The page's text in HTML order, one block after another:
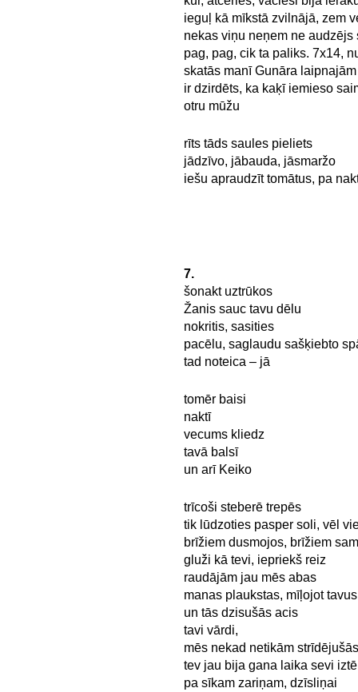
ieguļ kā mīkstā zvilnājā, zem
nekas viņu neņem ne
pag, pag, cik ta paliks. 7x14,
skatās manī Gunāra
ir dzirdēts, ka kaķī iemieso
otru mūžu
rīts tāds saules pieliets
jādzīvo, jābauda, jāsmaržo
iešu apraudzīt tomātus, pa
7.
šonakt uztrūkos
Žanis sauc tavu dēlu
nokritis, sasities
pacēlu, saglaudu sašķiebto
tad noteica – jā
tomēr baisi
naktī
vecums kliedz
tavā balsī
un arī Keiko
trīcoši steberē trepēs
tik lūdzoties pasper soli, vēl
brīžiem dusmojos, brīžiem
gluži kā tevi, iepriekš reiz
raudājām jau mēs abas
manas plaukstas, mīļojot
un tās dzisušās acis
tavi vārdi,
mēs nekad netikām strīdējušās
tev jau bija gana laika sevi
pa sīkam zariņam, dzīsliņai